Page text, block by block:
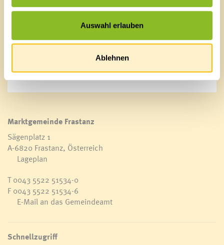
Auswahl erlauben
Ablehnen
engagiertes und hervorragend ausgebildetes Team
bauen“, betont Vizebürgermeisterin Michaela Gort.
Arbeit der vergangenen Jahre: „Bereits vor meiner Zeit
wurde hier von den Verantwortlichen sehr umsichtig
Marktgemeinde Frastanz
Sägenplatz 1
A-6820 Frastanz, Österreich
Lageplan
T0043 5522 51534-0
F 0043 5522 51534-6
E-Mail an das Gemeindeamt
Schnellzugriff